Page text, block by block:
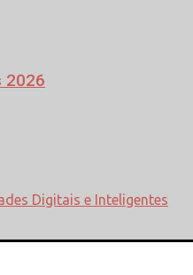
2026
de Cidades